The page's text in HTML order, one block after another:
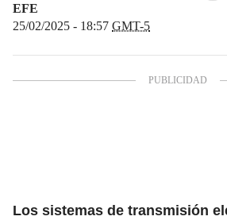
EFE
25/02/2025 - 18:57 GMT-5
Los sistemas de transmisión